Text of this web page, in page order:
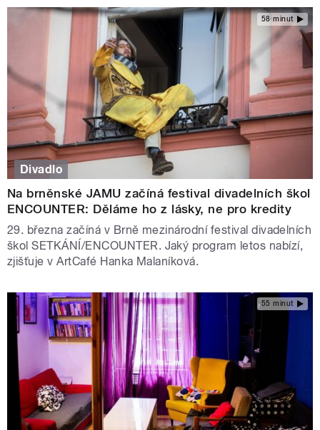
58 minut
Divadlo
Na brněnské JAMU začíná festival divadelních škol
ENCOUNTER: Děláme ho z lásky, ne pro kredity
29. března začíná v Brně mezinárodní festival divadelních
škol SETKÁNÍ/ENCOUNTER. Jaký program letos nabízí,
zjišťuje v ArtCafé Hanka Malaníková.
55 minut